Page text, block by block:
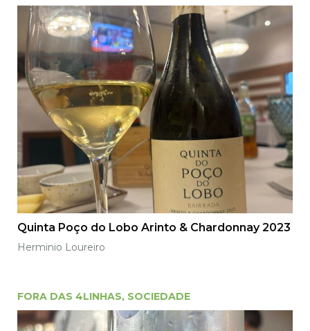
Quinta Poço do Lobo Arinto & Chardonnay 2023
Herminio Loureiro
FORA DAS 4LINHAS, SOCIEDADE